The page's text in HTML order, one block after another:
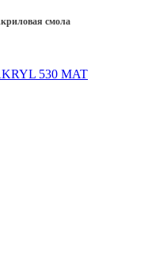
смола
530 MAT